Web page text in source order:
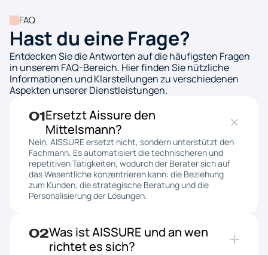
FAQ
Hast du eine Frage?
Entdecken Sie die Antworten auf die häufigsten Fragen
in unserem FAQ-Bereich. Hier finden Sie nützliche
Informationen und Klarstellungen zu verschiedenen
Aspekten unserer Dienstleistungen.
01Ersetzt Aissure den
Mittelsmann?
Nein, AISSURE ersetzt nicht, sondern unterstützt den
Fachmann. Es automatisiert die technischeren und
repetitiven Tätigkeiten, wodurch der Berater sich auf
das Wesentliche konzentrieren kann: die Beziehung
zum Kunden, die strategische Beratung und die
Personalisierung der Lösungen.
02Was ist AISSURE und an wen
richtet es sich?